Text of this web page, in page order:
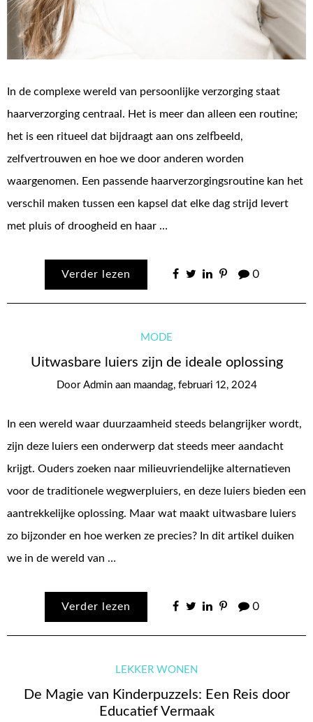
In de complexe wereld van persoonlijke verzorging staat
haarverzorging centraal. Het is meer dan alleen een routine;
het is een ritueel dat bijdraagt aan ons zelfbeeld,
zelfvertrouwen en hoe we door anderen worden
waargenomen. Een passende haarverzorgingsroutine kan het
verschil maken tussen een kapsel dat elke dag strijd levert
met pluis of droogheid en haar …
Verder lezen 0
MODE
Uitwasbare luiers zijn de ideale oplossing
Door Admin aan maandag, februari 12, 2024
In een wereld waar duurzaamheid steeds belangrijker wordt,
zijn deze luiers een onderwerp dat steeds meer aandacht
krijgt. Ouders zoeken naar milieuvriendelijke alternatieven
voor de traditionele wegwerpluiers, en deze luiers bieden een
aantrekkelijke oplossing. Maar wat maakt uitwasbare luiers
zo bijzonder en hoe werken ze precies? In dit artikel duiken
we in de wereld van …
Verder lezen 0
LEKKER WONEN
De Magie van Kinderpuzzels: Een Reis door
Educatief Vermaak